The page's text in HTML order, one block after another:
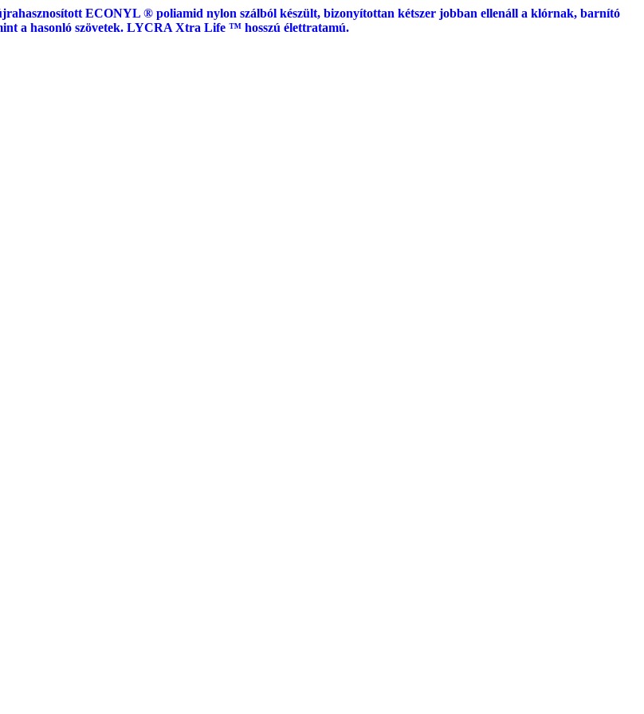
ECONYL ® poliamid nylon szálból készült, bizonyítottan kétszer jobban ellenáll a klórnak, barnító
a hasonló szövetek. LYCRA Xtra Life ™ hosszú élettratamú.